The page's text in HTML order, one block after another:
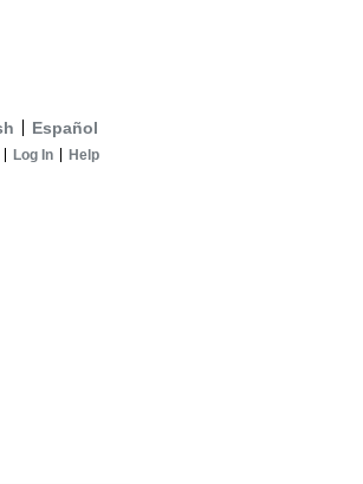
Español
Log In Help